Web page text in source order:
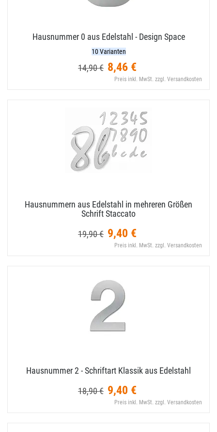
Hausnummer 0 aus Edelstahl - Design Space
10 Varianten
14,90 € 8,46 €
Preis inkl. MwSt. zzgl. Versandkosten
Hausnummern aus Edelstahl in mehreren Größen
Schrift Staccato
19,90 € 9,40 €
Preis inkl. MwSt. zzgl. Versandkosten
Hausnummer 2 - Schriftart Klassik aus Edelstahl
18,90 € 9,40 €
Preis inkl. MwSt. zzgl. Versandkosten